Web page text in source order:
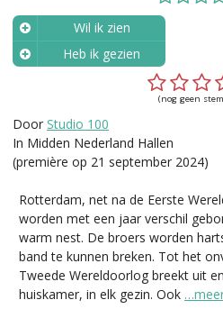
Wil ik zien
Heb ik gezien
(nog geen
Door Studio 100
In Midden Nederland Hallen
(première op 21 september 2024)
Rotterdam, net na de Eerste
worden met een jaar verschil
warm nest. De broers worden
band te kunnen breken. Tot het
Tweede Wereldoorlog breekt uit
huiskamer, in elk gezin. Ook